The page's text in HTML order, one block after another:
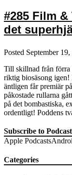
#285 Film
det
Posted September 19,
Till skillnad från förra
riktig biosäsong igen!
äntligen får premiär
påkostade rullarna
på det bombastiska,
ordentligt! Poddens
Subscribe to Podcast
Apple Podcasts
Categories